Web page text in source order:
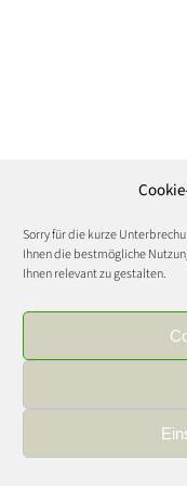
Sorry für die kurze
Ihnen die bestmögliche
Ihnen relevant zu gestalten.
FOOD AND WINE